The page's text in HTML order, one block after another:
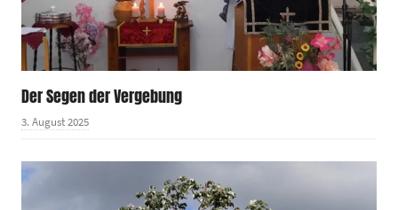
Der Segen der Vergebung
3. August 2025